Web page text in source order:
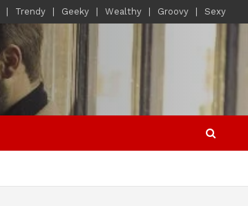
Trendy Geeky Wealthy Groovy Sexy